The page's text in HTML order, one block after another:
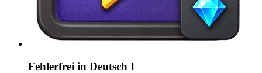
Fehlerfrei in Deutsch I